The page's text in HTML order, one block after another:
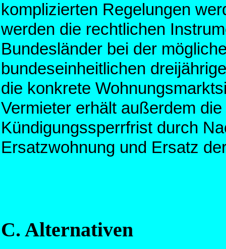
komplizierten Regelungen
werden die rechtlichen
Bundesländer bei der
bundeseinheitlichen
die konkrete
Vermieter erhält außerdem
Kündigungssperrfrist durch
Ersatzwohnung und Ersatz
C. Alternativen